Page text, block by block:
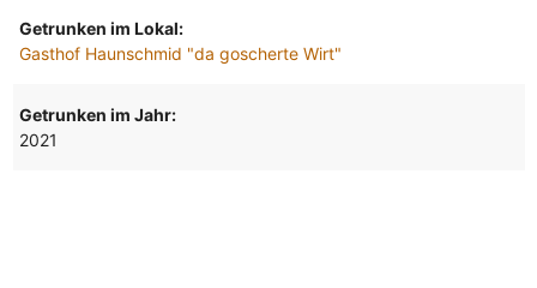
Getrunken im Lokal:
Gasthof Haunschmid "da goscherte Wirt"
Getrunken im Jahr:
2021